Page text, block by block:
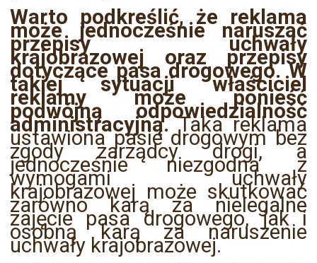
Warto podkreślić, że reklama
może jednocześnie naruszać
przepisy uchwały
krajobrazowej oraz przepisy
dotyczące pasa drogowego. W
takiej sytuacji właściciel
reklamy może ponieść
podwójną odpowiedzialność
administracyjną.Taka reklama
ustawiona pasie drogowym bez
zgody zarządcy drogi, a
jednocześnie niezgodna z
wymogami uchwały
krajobrazowej może skutkować
zarówno karą za nielegalne
zajęcie pasa drogowego, jak i
osobną karą za naruszenie
uchwały krajobrazowej.